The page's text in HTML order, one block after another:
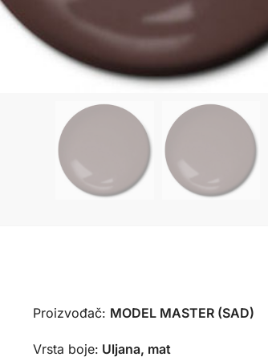
Proizvođač: MODEL MASTER (SAD)
Vrsta boje: Uljana, mat